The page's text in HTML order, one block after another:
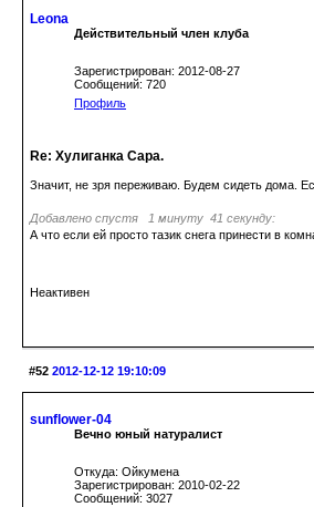
Leona
Действительный член клуба
Зарегистрирован: 2012-08-27
Сообщений: 720
Профиль
Re: Хулиганка Сара.
Значит, не зря переживаю. Будем сидеть дома.
Добавлено спустя 1 минуту 41 секунду:
А что если ей просто тазик снега принести в
Неактивен
#52 2012-12-12 19:10:09
sunflower-04
Вечно юный натуралист
Откуда: Ойкумена
Зарегистрирован: 2010-02-22
Сообщений: 3027